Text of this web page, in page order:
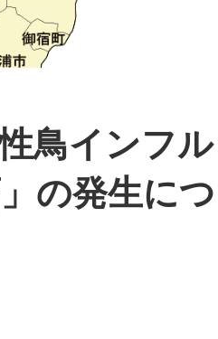
鳥インフル
の発生につ